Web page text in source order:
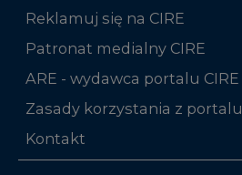
Reklamuj się na CIRE
Patronat medialny CIRE
ARE - wydawca portalu CIRE
Zasady korzystania z portalu
Kontakt